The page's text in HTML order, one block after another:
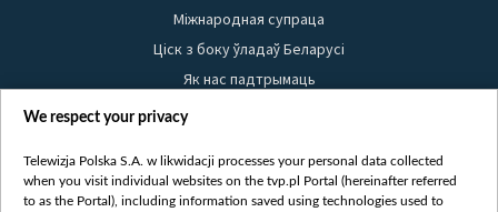
Міжнародная супраца
Ціск з боку ўладаў Беларусі
Як нас падтрымаць
Правілы выкарыстання матэрыялаў
Бяспека
Youtube
We respect your privacy
Telewizja Polska S.A. w likwidacji processes your personal data collected
when you visit individual websites on the tvp.pl Portal (hereinafter referred
to as the Portal), including information saved using technologies used to